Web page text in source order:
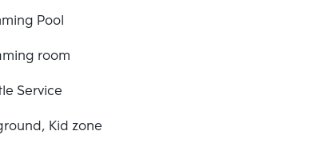
Pool
room
Service
Kid zone